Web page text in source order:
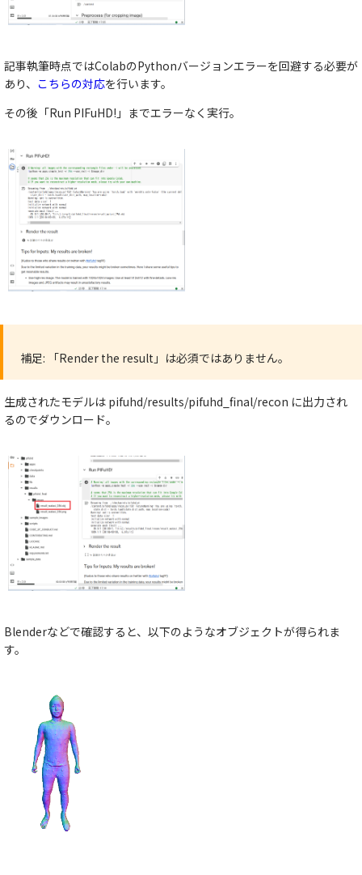
記事執筆時点ではColabのPythonバージョンエラーを回避する必要が
あり、 こちらの対応を行います。
その後「Run PIFuHD!」までエラーなく実行。
補足: 「Render the result」は必須ではありません。
生成されたモデルは pifuhd/results/pifuhd_final/recon に出力され
るのでダウンロード。
Blenderなどで確認すると、以下のようなオブジェクトが得られま
す。